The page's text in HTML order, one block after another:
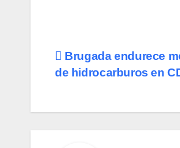
Navegación
entradas
Brugada endurece
de hidrocarburos en